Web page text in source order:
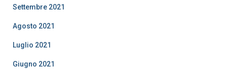
Settembre 2021
Agosto 2021
Luglio 2021
Giugno 2021